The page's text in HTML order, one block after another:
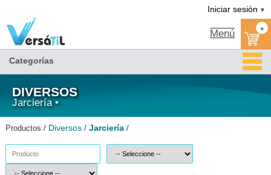
Iniciar sesión ▼
Menú +
Categorías
DIVERSOS
Jarciería •
Productos / Diversos / Jarciería /